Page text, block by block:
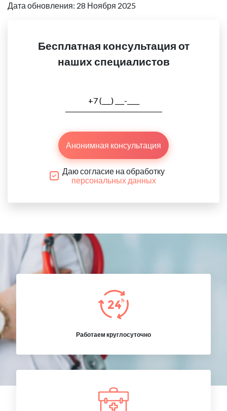
Дата обновления: 28 Ноября 2025
Бесплатная консультация от
наших специалистов
Анонимная консультация
Даю согласие на обработку
персональных данных
Работаем круглосуточно